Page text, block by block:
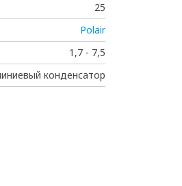
25
Polair
1,7 - 7,5
конденсатор